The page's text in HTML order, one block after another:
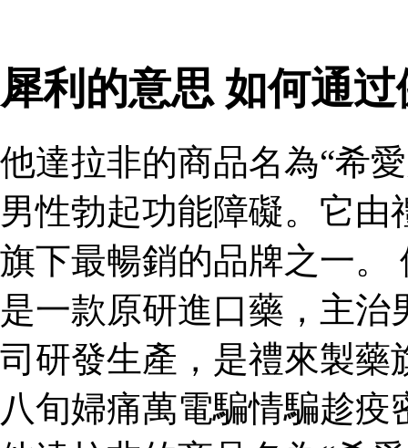
犀利的意思 如何通
他達拉非的商品名為“希
男性勃起功能障礙。它
旗下最暢銷的品牌之一。
是一款原研進口藥，主
司研發生產，是禮來製藥
八旬婦痛萬電騙情騙趁